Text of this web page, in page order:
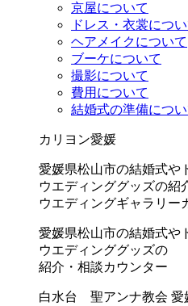
京屋について
ドレス・衣裳につ
ヘアメイクについて
ブーケについて
撮影について
費用について
結婚式の準備につい
カリヨン愛媛
愛媛県松山市の結婚式や
ウエディンググッズの紹
ウエディングギャラリー
愛媛県松山市の結婚式や
ウエディンググッズの
紹介・相談カウンター
白水台 聖アンナ教会 愛